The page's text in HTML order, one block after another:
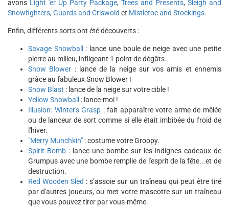
avons Light 'er Up Party Package, Trees and Presents, Sleigh and
Snowfighters, Guards and Criswold et Mistletoe and Stockings.
Enfin, différents sorts ont été découverts :
Savage Snowball
: lance une boule de neige avec une petite
pierre au milieu, infligeant 1 point de dégâts.
Snow Blower : lance de la neige sur vos amis et ennemis
grâce au fabuleux Snow Blower !
Snow Blast : lance de la neige sur votre cible !
Yellow Snowball
: lance-moi !
Illusion: Winter's Grasp : fait apparaître votre arme de mêlée
ou de lanceur de sort comme si elle était imbibée du froid de
l'hiver.
"Merry Munchkin" : costume votre Groopy.
Spirit Bomb : lance une bombe sur les indignes cadeaux de
Grumpus avec une bombe remplie de l'esprit de la fête...et de
destruction.
Red Wooden Sled : s’assoie sur un traîneau qui peut être tiré
par d'autres joueurs, ou met votre mascotte sur un traîneau
que vous pouvez tirer par vous-même.